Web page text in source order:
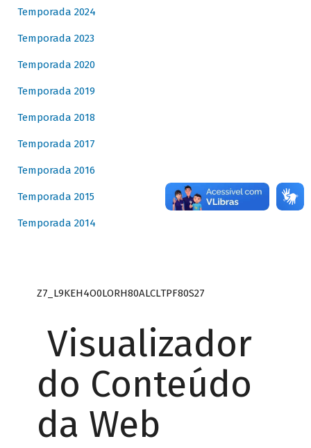
Temporada 2024
Temporada 2023
Temporada 2020
Temporada 2019
Temporada 2018
Temporada 2017
Temporada 2016
Temporada 2015
Temporada 2014
Z7_L9KEH4O0LORH80ALCLTPF80S27
Visualizador
do Conteúdo
da Web